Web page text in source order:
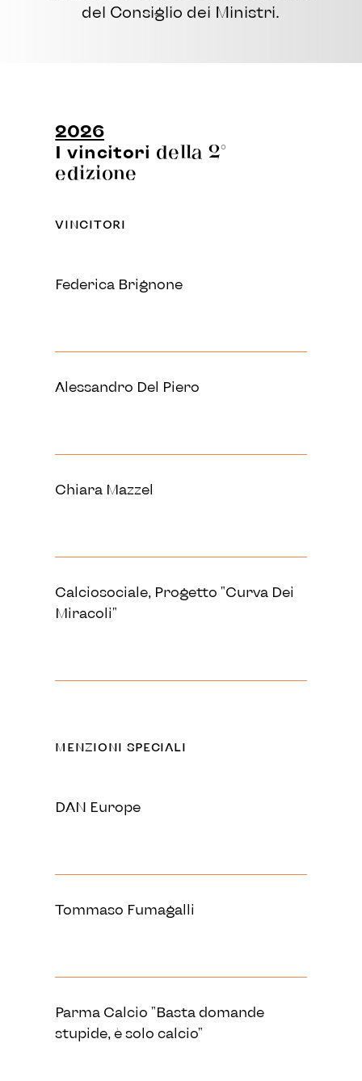
del Consiglio dei Ministri.
2026
I vincitori della 2°
edizione
VINCITORI
Federica Brignone
Alessandro Del Piero
Chiara Mazzel
Calciosociale, Progetto "Curva Dei
Miracoli"
MENZIONI SPECIALI
DAN Europe
Tommaso Fumagalli
Parma Calcio "Basta domande
stupide, è solo calcio"